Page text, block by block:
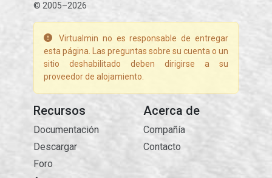
© 2005–2026
Virtualmin no es responsable de entregar
esta página. Las preguntas sobre su cuenta o un
sitio deshabilitado deben dirigirse a su
proveedor de alojamiento.
Recursos
Documentación
Descargar
Foro
Acerca de
Compañía
Contacto